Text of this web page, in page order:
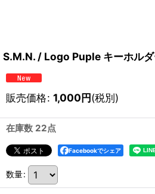
S.M.N. / Logo Puple キーホル
販売価格: 1,000円(税別)
在庫数 22点
Facebookでシェア
数量: